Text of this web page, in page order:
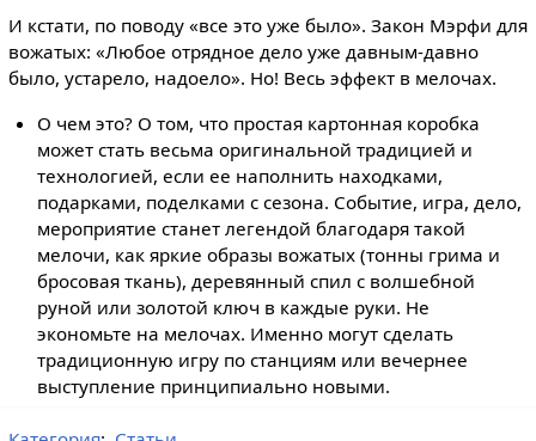
И кстати, по поводу «все это уже было». Закон Мэрфи для
вожатых: «Любое отрядное дело уже давным-давно
было, устарело, надоело». Но! Весь эффект в мелочах.
О чем это? О том, что простая картонная коробка
может стать весьма оригинальной традицией и
технологией, если ее наполнить находками,
подарками, поделками с сезона. Событие, игра, дело,
мероприятие станет легендой благодаря такой
мелочи, как яркие образы вожатых (тонны грима и
бросовая ткань), деревянный спил с волшебной
руной или золотой ключ в каждые руки. Не
экономьте на мелочах. Именно могут сделать
традиционную игру по станциям или вечернее
выступление принципиально новыми.